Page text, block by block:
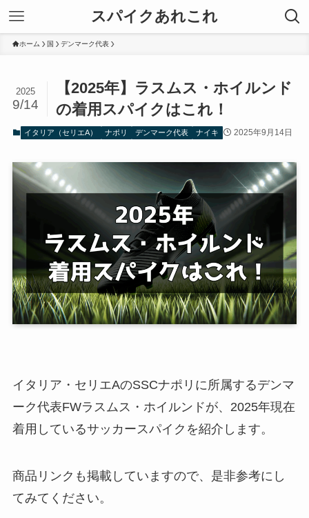
スパイクあれこれ
ホーム 国 デンマーク代表
【2025年】ラスムス・ホイルンド
の着用スパイクはこれ！
2025
9/14
イタリア（セリエA） ナポリ デンマーク代表 ナイキ 2025年9月14日
イタリア・セリエAのSSCナポリに所属するデンマ
ーク代表FWラスムス・ホイルンドが、2025年現在
着用しているサッカースパイクを紹介します。
商品リンクも掲載していますので、是非参考にし
てみてください。